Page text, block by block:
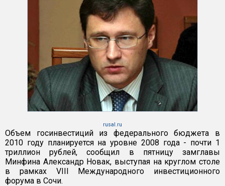
rusal.ru
Объем госинвестиций из федерального бюджета в
2010 году планируется на уровне 2008 года - почти 1
триллион рублей, сообщил в пятницу замглавы
Минфина Александр Новак, выступая на круглом столе
в рамках VIII Международного инвестиционного
форума в Сочи.